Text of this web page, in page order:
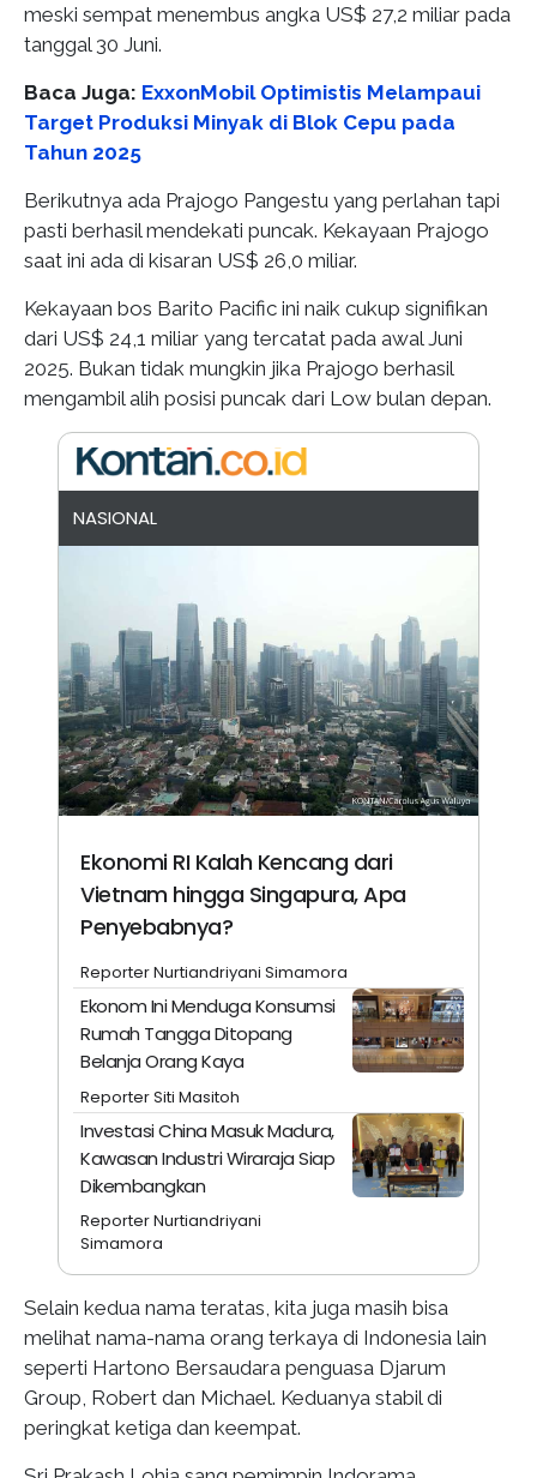
meski sempat menembus angka US$ 27,2 miliar pada
tanggal 30 Juni.
Baca Juga: ExxonMobil Optimistis Melampaui
Target Produksi Minyak di Blok Cepu pada
Tahun 2025
Berikutnya ada Prajogo Pangestu yang perlahan tapi
pasti berhasil mendekati puncak. Kekayaan Prajogo
saat ini ada di kisaran US$ 26,0 miliar.
Kekayaan bos Barito Pacific ini naik cukup signifikan
dari US$ 24,1 miliar yang tercatat pada awal Juni
2025. Bukan tidak mungkin jika Prajogo berhasil
mengambil alih posisi puncak dari Low bulan depan.
NASIONAL
Ekonomi RI Kalah Kencang dari
Vietnam hingga Singapura, Apa
Penyebabnya?
Reporter Nurtiandriyani Simamora
Ekonom Ini Menduga Konsumsi
Rumah Tangga Ditopang
Belanja Orang Kaya
Reporter Siti Masitoh
Investasi China Masuk Madura,
Kawasan Industri Wiraraja Siap
Dikembangkan
Reporter Nurtiandriyani
Simamora
Selain kedua nama teratas, kita juga masih bisa
melihat nama-nama orang terkaya di Indonesia lain
seperti Hartono Bersaudara penguasa Djarum
Group, Robert dan Michael. Keduanya stabil di
peringkat ketiga dan keempat.